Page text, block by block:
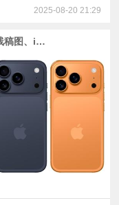
2025-08-20 21:29
完形填空，小米16、X300、Find X9新线稿图、iPhone 17全系配色、思特威2亿像素传感器爆料